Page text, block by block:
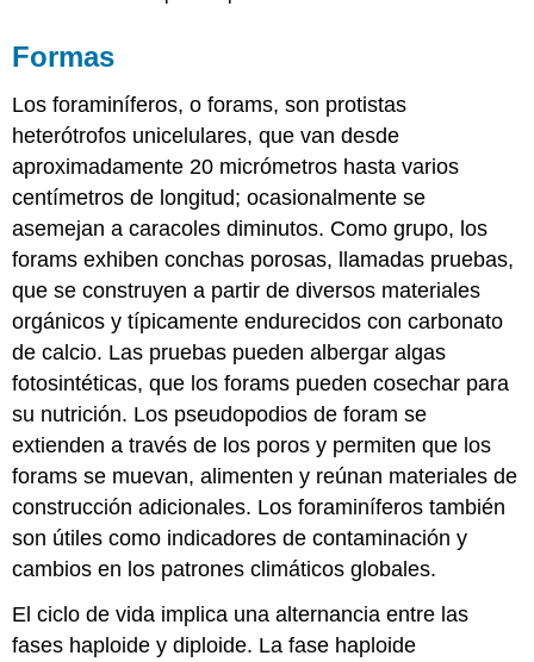
Formas
Los foraminíferos, o forams, son protistas
heterótrofos unicelulares, que van desde
aproximadamente 20 micrómetros hasta varios
centímetros de longitud; ocasionalmente se
asemejan a caracoles diminutos. Como grupo, los
forams exhiben conchas porosas, llamadas pruebas,
que se construyen a partir de diversos materiales
orgánicos y típicamente endurecidos con carbonato
de calcio. Las pruebas pueden albergar algas
fotosintéticas, que los forams pueden cosechar para
su nutrición. Los pseudopodios de foram se
extienden a través de los poros y permiten que los
forams se muevan, alimenten y reúnan materiales de
construcción adicionales. Los foraminíferos también
son útiles como indicadores de contaminación y
cambios en los patrones climáticos globales.
El ciclo de vida implica una alternancia entre las
fases haploide y diploide. La fase haploide